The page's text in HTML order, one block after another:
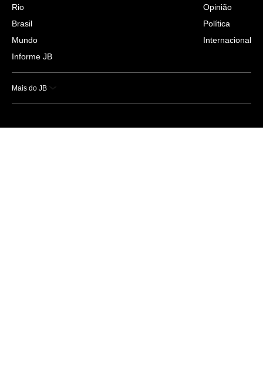
Rio
Brasil
Mundo
Informe JB
Opinião
Política
Internacional
Mais do JB
Esportes